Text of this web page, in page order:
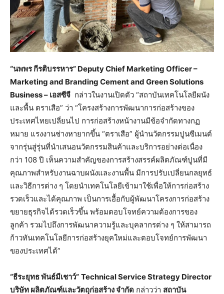
“นพพร กีรติบรรหาร” Deputy Chief Marketing Officer –
Marketing and Branding Cement and Green Solutions
Business – เอสซีจี กล่าวในงานเปิดตัว “สถาบันเทคโนโลยีผนัง
และพื้น ตราเสือ” ว่า “โครงสร้างการพัฒนาการก่อสร้างของ
ประเทศไทยเปลี่ยนไป การก่อสร้างหน้างานมีข้อจำกัดทางกฏ
หมาย แรงงานช่างหายากขึ้น “ตราเสือ” ผู้นำนวัตกรรมปูนซีเมนต์
จากรุ่นสู่รุ่นที่นำเสนอนวัตกรรมสินค้าและบริการอย่างต่อเนื่อง
กว่า 108 ปี เห็นความสำคัญของการสร้างสรรค์ผลิตภัณฑ์ปูนที่มี
คุณภาพสำหรับงานฉาบผนังและงานพื้น มีการปรับเปลี่ยนกลยุทธ์
และวิธีการต่าง ๆ โดยนำเทคโนโลยีเข้ามาใช้เพื่อให้การก่อสร้าง
รวดเร็วและได้คุณภาพ เป็นการเอื้อกับผู้พัฒนาโครงการก่อสร้าง
ขยายธุรกิจได้รวดเร็วขึ้น พร้อมตอบโจทย์ความต้องการของ
ลูกค้า รวมไปถึงการพัฒนาความรู้และบุคลากรต่าง ๆ ให้สามารถ
ก้าวทันเทคโนโลยีการก่อสร้างยุคใหม่และตอบโจทย์การพัฒนา
ของประเทศได้”
“ธีระยุทธ พันธ์มีเชาว์” Technical Service Strategy Director
บริษัท ผลิตภัณฑ์และวัตถุก่อสร้าง จํากัด กล่าวว่า สถาบัน